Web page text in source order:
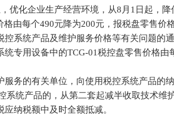
优化企业生产经营环境，从8月1日起，
由每个490元降为200元，报税盘零售价
系统产品及维护服务价格等有关问题的
专用设备中的TCG-01税控盘零售价格
务的有关单位，向使用税控系统产品的
系统产品的，从第二套起减半收取技术
纳税额中及时全额抵减。